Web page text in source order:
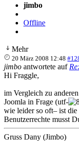
jimbo
Offline
Mehr
20 März 2008 12:48
jimbo antwortete auf
Hi Fraggle,
im Vergleich zu
Joomla in Frage (utf-
wie leider so oft– ist
Benutzerrechte musst
Gruss Dany (Jimbo)